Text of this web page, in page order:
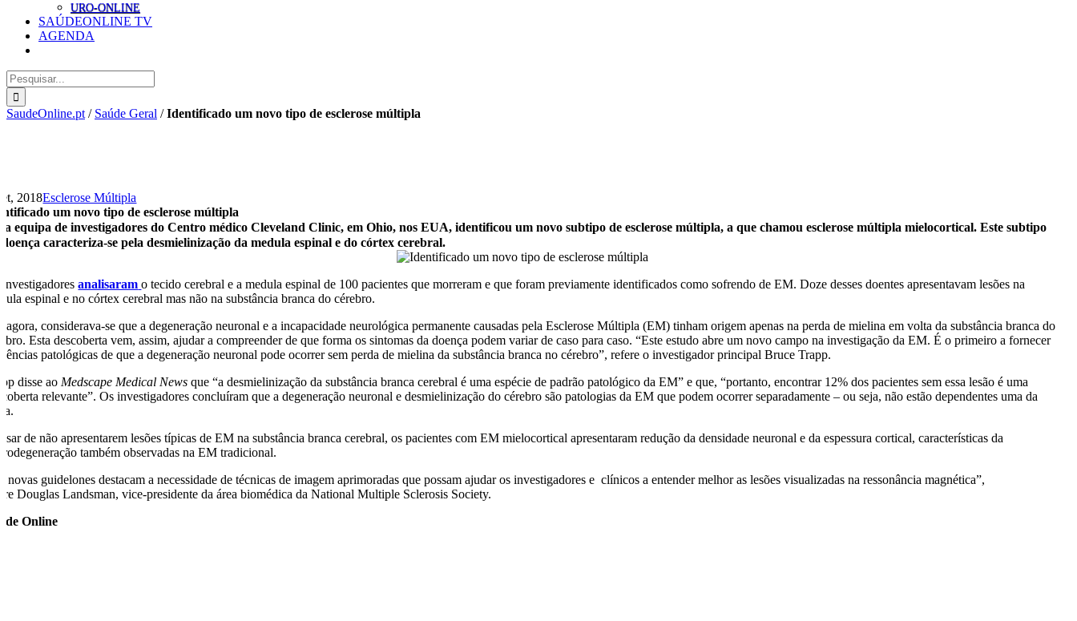
URO-ONLINE
SAÚDEONLINE TV
AGENDA
Pesquisar
SaudeOnline.pt / Saúde Geral /Identificado um novo tipo de esclerose múltipla
2018Esclerose Múltipla
um novo tipo de esclerose múltipla
equipa de investigadores do Centro médico Cleveland Clinic, em Ohio, nos EUA, identificou um novo subtipo de esclerose múltipla, a que chamou esclerose múltipla mielocortical. Este subtipo
caracteriza-se pela desmielinização da medula espinal e do córtex cerebral.
investigadoresanalisaram o tecido cerebral e a medula espinal de 100 pacientes que morreram e que foram previamente identificados como sofrendo de EM. Doze desses doentes apresentavam lesões na
espinal e no córtex cerebral mas não na substância branca do cérebro.
agora, considerava-se que a degeneração neuronal e a incapacidade neurológica permanente causadas pela Esclerose Múltipla (EM) tinham origem apenas na perda de mielina em volta da substância branca do
Esta descoberta vem, assim, ajudar a compreender de que forma os sintomas da doença podem variar de caso para caso. “Este estudo abre um novo campo na investigação da EM. É o primeiro a fornecer
patológicas de que a degeneração neuronal pode ocorrer sem perda de mielina da substância branca no cérebro”, refere o investigador principal Bruce Trapp.
disse ao Medscape Medical News que “a desmielinização da substância branca cerebral é uma espécie de padrão patológico da EM” e que, “portanto, encontrar 12% dos pacientes sem essa lesão é uma
relevante”. Os investigadores concluíram que a degeneração neuronal e desmielinização do cérebro são patologias da EM que podem ocorrer separadamente – ou seja, não estão dependentes uma da
de não apresentarem lesões típicas de EM na substância branca cerebral, os pacientes com EM mielocortical apresentaram redução da densidade neuronal e da espessura cortical, características da
também observadas na EM tradicional.
novas guidelones destacam a necessidade de técnicas de imagem aprimoradas que possam ajudar os investigadores e clínicos a entender melhor as lesões visualizadas na ressonância magnética”,
Douglas Landsman, vice-presidente da área biomédica da National Multiple Sclerosis Society.
Online